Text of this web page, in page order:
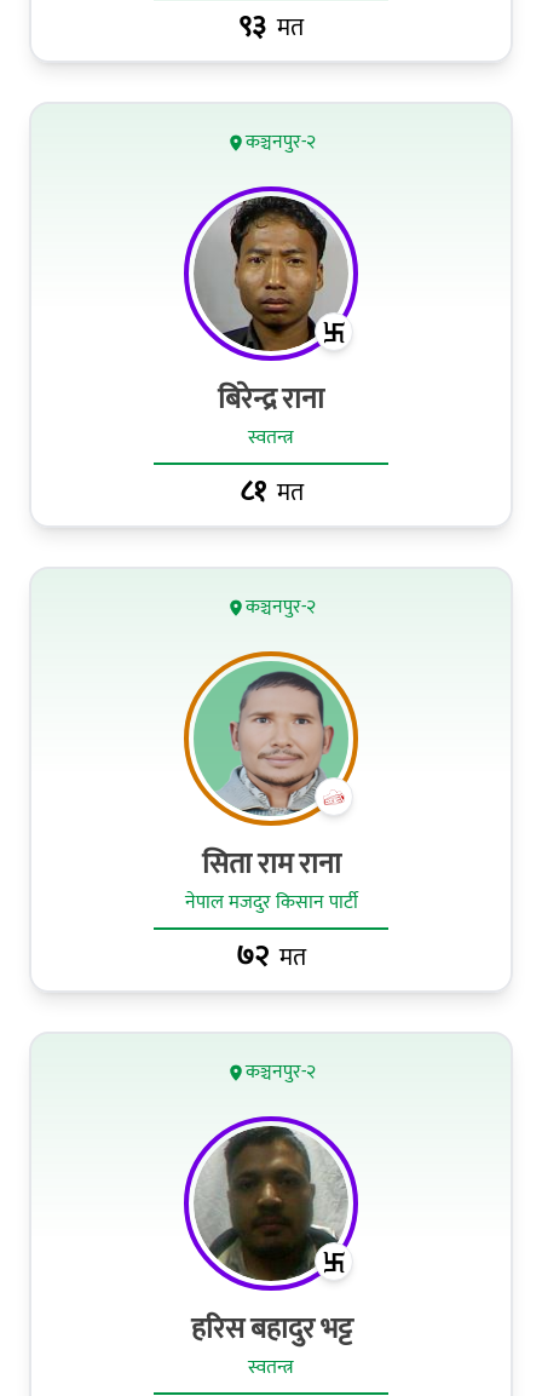
९३ मत
कञ्चनपुर-२
बिरेन्द्र राना
स्वतन्त्र
८१ मत
कञ्चनपुर-२
सिता राम राना
नेपाल मजदुर किसान पार्टी
७२ मत
कञ्चनपुर-२
हरिस बहादुर भट्ट
स्वतन्त्र